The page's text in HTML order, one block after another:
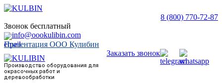
8 (800) 770-72-87
Звонок бесплатный
info@oookulibin.com
Презентация ООО Кулибин
Заказать звонок
Производство оборудования для
окрасочных работ и
деревообработки